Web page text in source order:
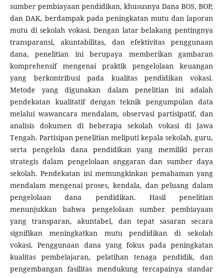
sumber pembiayaan pendidikan, khususnya Dana BOS, BOP,
dan DAK, berdampak pada peningkatan mutu dan laporan
mutu di sekolah vokasi. Dengan latar belakang pentingnya
transparansi, akuntabilitas, dan efektivitas penggunaan
dana, penelitian ini berupaya memberikan gambaran
komprehensif mengenai praktik pengelolaan keuangan
yang berkontribusi pada kualitas pendidikan vokasi.
Metode yang digunakan dalam penelitian ini adalah
pendekatan kualitatif dengan teknik pengumpulan data
melalui wawancara mendalam, observasi partisipatif, dan
analisis dokumen di beberapa sekolah vokasi di Jawa
Tengah. Partisipan penelitian meliputi kepala sekolah, guru,
serta pengelola dana pendidikan yang memiliki peran
strategis dalam pengelolaan anggaran dan sumber daya
sekolah. Pendekatan ini memungkinkan pemahaman yang
mendalam mengenai proses, kendala, dan peluang dalam
pengelolaan dana pendidikan. Hasil penelitian
menunjukkan bahwa pengelolaan sumber pembiayaan
yang transparan, akuntabel, dan tepat sasaran secara
signifikan meningkatkan mutu pendidikan di sekolah
vokasi. Penggunaan dana yang fokus pada peningkatan
kualitas pembelajaran, pelatihan tenaga pendidik, dan
pengembangan fasilitas mendukung tercapainya standar